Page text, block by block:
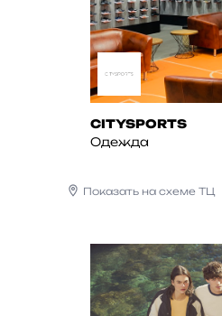
CITYSPORTS
Одежда
Показать на схеме ТЦ